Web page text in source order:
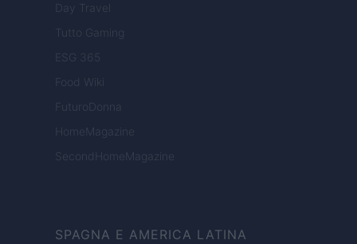
Day Travel
Tutto Gaming
ESG 365
Food Wiki
FuturoDonna
HomeMagazine
SecondHomeMagazine
SPAGNA E AMERICA LATINA